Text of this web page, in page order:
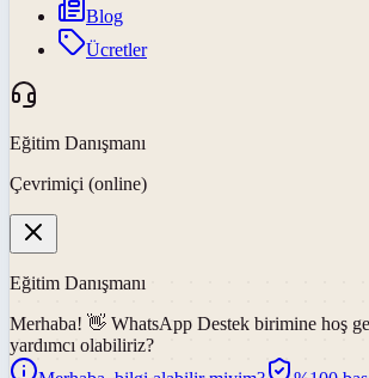
Blog
Ücretler
Eğitim Danışmanı
Çevrimiçi (online)
Eğitim Danışmanı
Merhaba! 👋 WhatsApp Destek birimine hoş
yardımcı olabiliriz?